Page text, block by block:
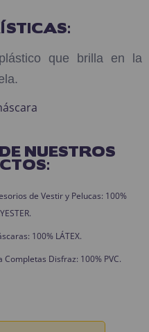
que brilla en la
NUESTROS
de Vestir y Pelucas: 100%
100% LÁTEX.
Disfraz: 100% PVC.